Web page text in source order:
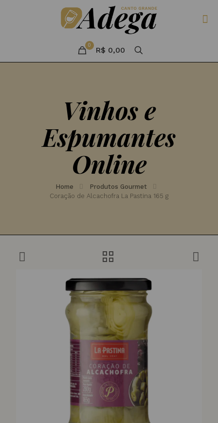
0
R$ 0,00
Vinhos e
Espumantes
Online
Home
Produtos Gourmet
Coração de Alcachofra La Pastina 165 g